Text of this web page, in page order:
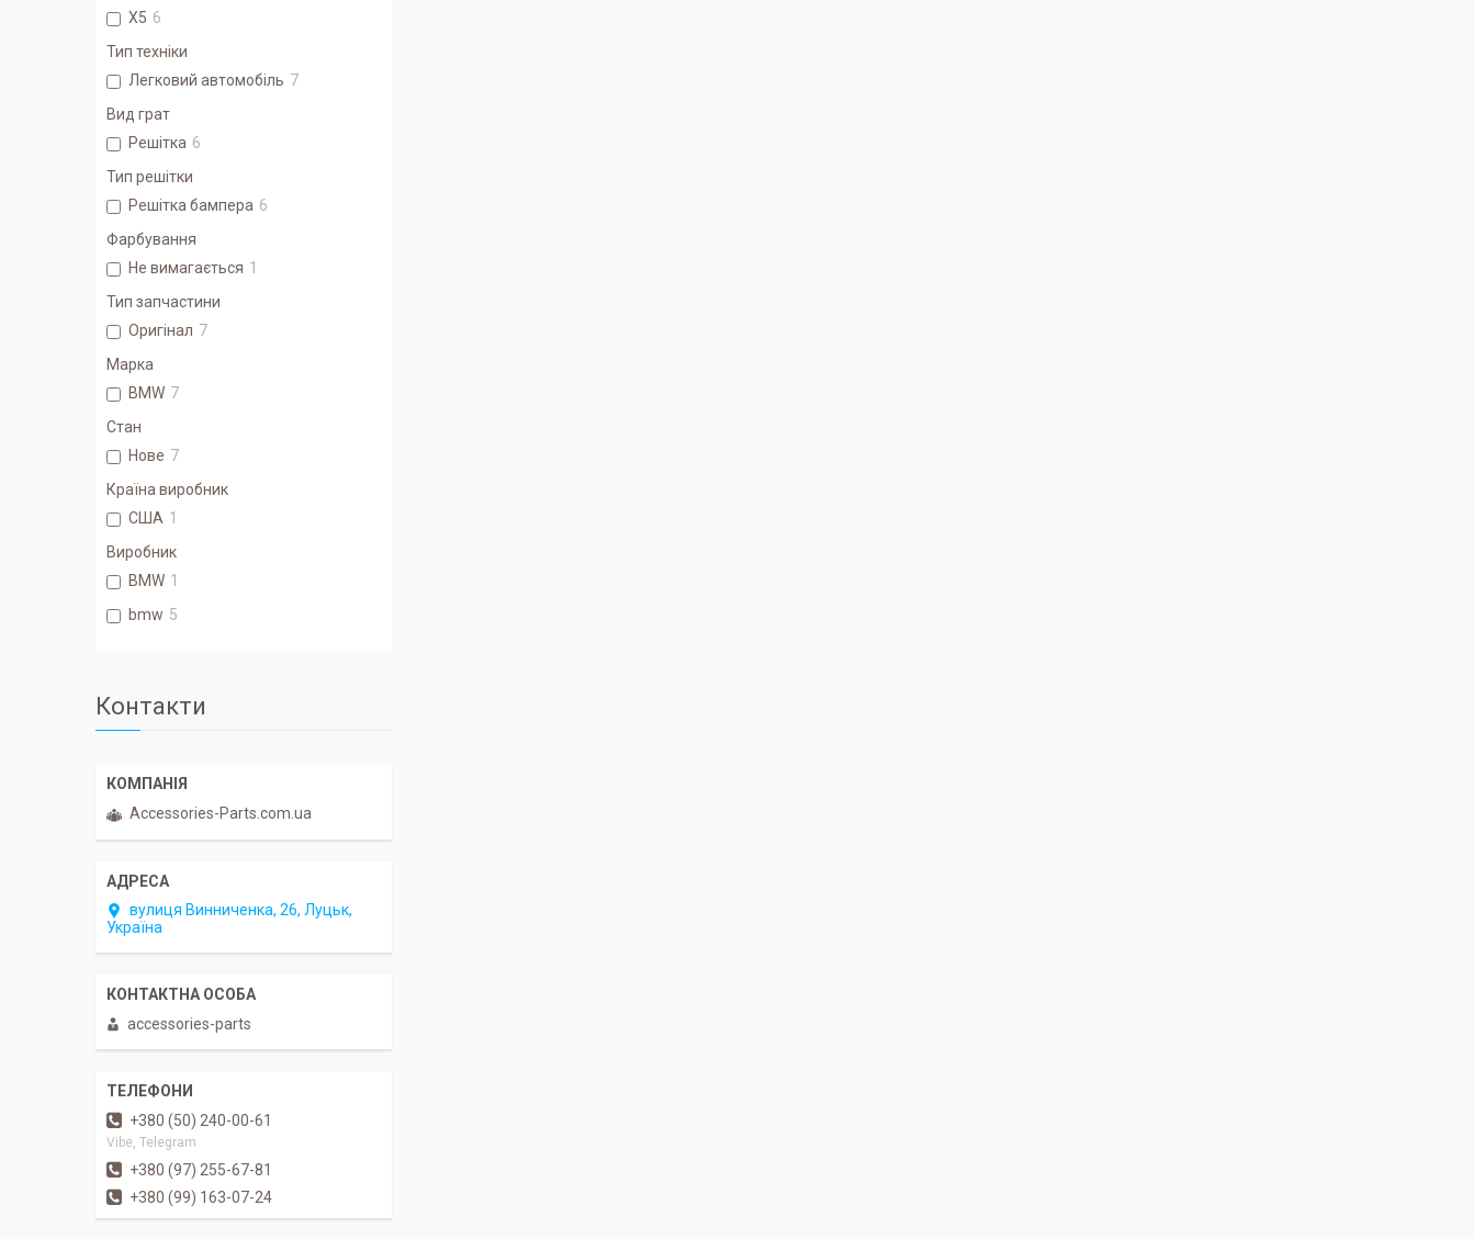
X5 6
Тип техніки
Легковий автомобіль 7
Вид грат
Решітка 6
Тип решітки
Решітка бампера 6
Фарбування
Не вимагається 1
Тип запчастини
Оригінал 7
Марка
BMW 7
Стан
Нове 7
Країна виробник
США 1
Виробник
BMW 1
bmw 5
Контакти
Accessories-Parts.com.ua
вулиця Винниченка, 26, Луцьк,
Україна
accessories-parts
+380 (50) 240-00-61
Vibe, Telegram
+380 (97) 255-67-81
+380 (99) 163-07-24